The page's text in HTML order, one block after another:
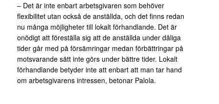
– Det är inte enbart arbetsgivaren som behöver
flexibilitet utan också de anställda, och det finns redan
nu många möjligheter till lokalt förhandlande. Det är
onödigt att föreställa sig att de anställda under dåliga
tider går med på försämringar medan förbättringar på
motsvarande sätt inte görs under bättre tider. Lokalt
förhandlande betyder inte att enbart att man tar hand
om arbetsgivarens intressen, betonar Palola.